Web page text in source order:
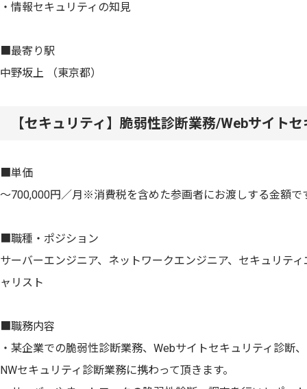
・情報セキュリティの知見
■最寄り駅
中野坂上 （東京都）
【セキュリティ】脆弱性診断業務/Webサイト
■単価
〜700,000円／月※消費税を含めた参画者にお渡しする金額で
■職種・ポジション
サーバーエンジニア、ネットワークエンジニア、セキュリテ
ャリスト
■職務内容
・某企業での脆弱性診断業務、Webサイトセキュリティ診断、
NWセキュリティ診断業務に携わって頂きます。